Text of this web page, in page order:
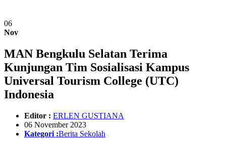
06
Nov
MAN Bengkulu Selatan Terima
Kunjungan Tim Sosialisasi Kampus
Universal Tourism College (UTC)
Indonesia
Editor : ERLEN GUSTIANA
06 November 2023
Kategori :Berita Sekolah